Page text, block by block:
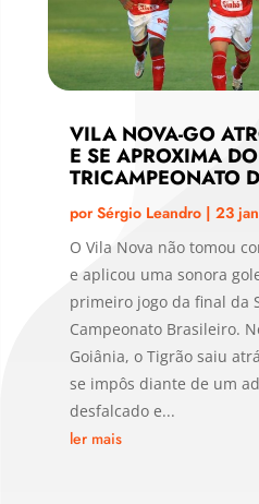
VILA NOVA-GO
E SE APROXIMA DO
TRICAMPEONATO
porSérgio Leandro| 23
O Vila Nova não tomou
e aplicou uma sonora
primeiro jogo da final da
Campeonato Brasileiro.
Goiânia, o Tigrão saiu
se impôs diante de um
desfalcado e...
ler mais